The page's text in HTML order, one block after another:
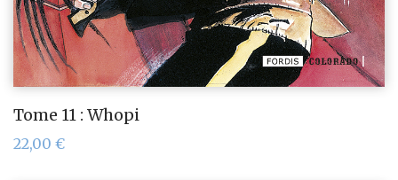
Tome 11 : Whopi
22,00 €